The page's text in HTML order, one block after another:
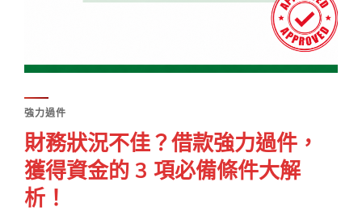
強力過件
財務狀況不佳？借款強力過件，
獲得資金的 3 項必備條件大解
析！